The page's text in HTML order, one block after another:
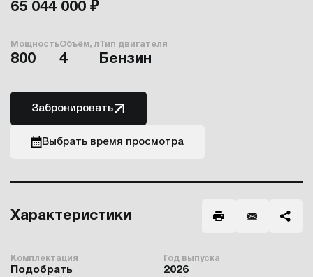
65 044 000 ₽
Мощность
800
Объём, л
4
Тип двигателя
Бензин
Забронировать
Выбрать время просмотра
Характеристики
Комплектация
Подобрать
Год выпуска
2026